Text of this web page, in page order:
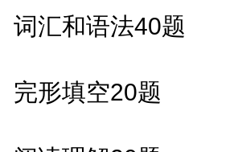
汇和语法40题
形填空20题